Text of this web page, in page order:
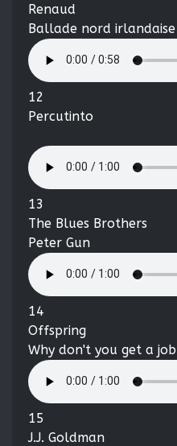
Renaud
Ballade nord irlandaise
12
Percutinto
13
The Blues Brothers
Peter Gun
14
Offspring
Why don't you get a job
15
J.J. Goldman